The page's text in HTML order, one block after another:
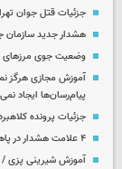
جزئیات قتل جوان تهرانی توسط
هشدار جدید سازمان
وضعیت جوی مرزهای
آموزش مجازی هرگز
پیام‌رسان‌ها ایجاد
جزئیات پرونده
۴ علامت هشدار در پاها که می‌تواند نشانه مشکلات جدی سلامت باشد
آموزش شیرینی پزی /